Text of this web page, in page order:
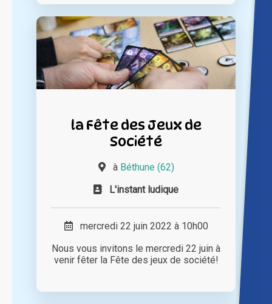
la Fête des Jeux de
Société
à Béthune (62)
L'instant ludique
mercredi 22 juin 2022 à 10h00
Nous vous invitons le mercredi 22 juin à
venir fêter la Fête des jeux de société!